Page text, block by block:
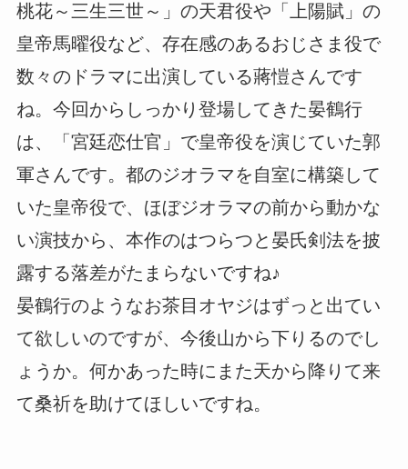
桃花～三生三世～」の天君役や「上陽賦」の
皇帝馬曜役など、存在感のあるおじさま役で
数々のドラマに出演している蔣愷さんです
ね。今回からしっかり登場してきた晏鶴行
は、「宮廷恋仕官」で皇帝役を演じていた郭
軍さんです。都のジオラマを自室に構築して
いた皇帝役で、ほぼジオラマの前から動かな
い演技から、本作のはつらつと晏氏剣法を披
露する落差がたまらないですね♪
晏鶴行のようなお茶目オヤジはずっと出てい
て欲しいのですが、今後山から下りるのでし
ょうか。何かあった時にまた天から降りて来
て桑祈を助けてほしいですね。